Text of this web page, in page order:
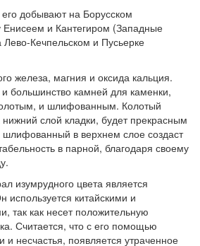
добывают на Борусском
и Кантегиром (Западные
Кечпельском и Пусьерке
железа, магния и оксида кальция.
и большинство камней для каменки,
и шлифованным. Колотый
слой кладки, будет прекрасным
в верхнем слое создаст
в парной, благодаря своему
изумрудного цвета является
китайскими и
так как несет положительную
Считается, что с его помощью
и несчастья, появляется утраченное